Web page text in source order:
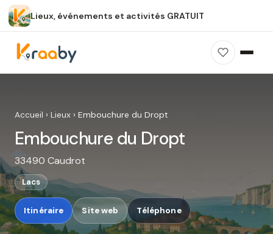
Lieux, événements et activités GRATUIT
spot dans Kraaby.
Ouvrir dans Kraaby
Accueil › Lieux › Embouchure du Dropt
Embouchure du Dropt
33490 Caudrot
Lacs
Itinéraire Site web Téléphone